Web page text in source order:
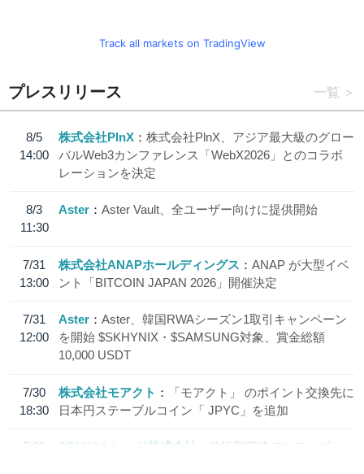
Track all markets on TradingView
プレスリリース 一覧
8/5
14:00
株式会社PlnX
株式会社PlnX、アジア最大級のグロー
バルWeb3カンファレンス「WebX2026」とのコラボ
レーションを決定
8/3
11:30
Aster Aster Vault、全ユーザー向けに提供開始
7/31
13:00
株式会社ANAPホールディングス
ANAP が大型イベ
ント「BITCOIN JAPAN 2026」開催決定
7/31
12:00
Aster
Aster、韓国RWAシーズン1取引キャンペーン
を開始 $SKHYNIX・$SAMSUNG対象、賞金総額
10,000 USDT
7/30
18:30
株式会社モアクト
「モアクト」 のポイント交換先に
日本円ステーブルコイン「 JPYC」を追加
7/29
SBI VCトレード株式会社
信託型円建てステーブル